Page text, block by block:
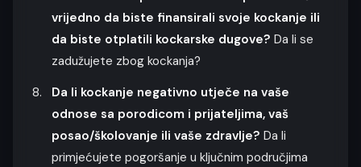
vrijedno da biste finansirali svoje kockanje ili
da biste otplatili kockarske dugove? Da li se
zadužujete zbog kockanja?
Da li kockanje negativno utječe na vaše
odnose sa porodicom i prijateljima, vaš
posao/školovanje ili vaše zdravlje? Da li
primjećujete pogoršanje u ključnim područjima